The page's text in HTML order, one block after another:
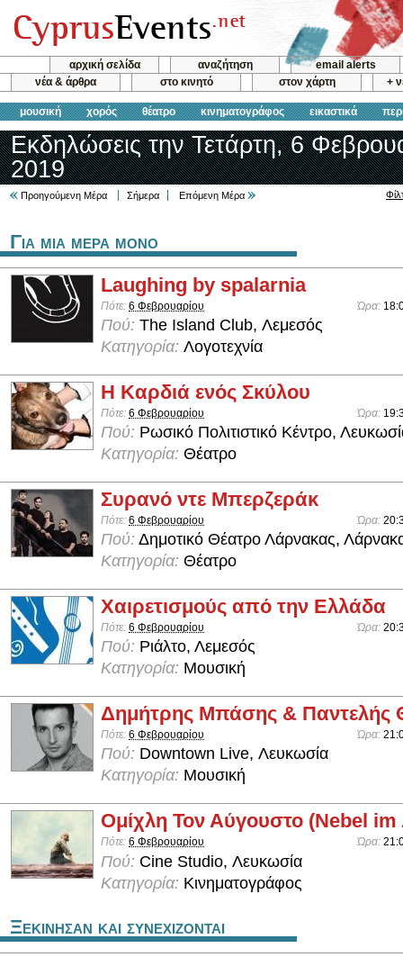
αρχική σελίδα αναζήτηση
email alerts
νέα & άρθρα
στο κινητό στον χάρτη +
μουσική χορός θέατρο κινηματογράφος εικαστικά
Εκδηλώσεις την Τετάρτη, 6
2019
Προηγούμενη Μέρα Σήμερα Επόμενη Μέρα
Για μια μερα μονο
Laughing by spalarnia
Πότε: 6 Φεβρουαρίου Ώρα:
Πού: The Island Club, Λεμεσός
Κατηγορία: Λογοτεχνία
Η Καρδιά ενός Σκύλου
Πότε: 6 Φεβρουαρίου Ώρα:
Πού: Ρωσικό Πολιτιστικό Κέντρο,
Κατηγορία: Θέατρο
Συρανό ντε Μπερζεράκ
Πότε: 6 Φεβρουαρίου Ώρα:
Πού: Δημοτικό Θέατρο Λάρνακας,
Κατηγορία: Θέατρο
Χαιρετισμούς από την Ελλάδα
Πότε: 6 Φεβρουαρίου Ώρα:
Πού: Ριάλτο, Λεμεσός
Κατηγορία: Μουσική
Δημήτρης Μπάσης & Παντελής
Πότε: 6 Φεβρουαρίου Ώρα:
Πού: Downtown Live, Λευκωσία
Κατηγορία: Μουσική
Ομίχλη Τον Αύγουστο (Nebel
Πότε: 6 Φεβρουαρίου Ώρα:
Πού: Cine Studio, Λευκωσία
Κατηγορία: Κινηματογράφος
Ξεκινησαν και συνεχιζονται